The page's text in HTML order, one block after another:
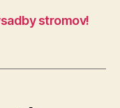
stromov!